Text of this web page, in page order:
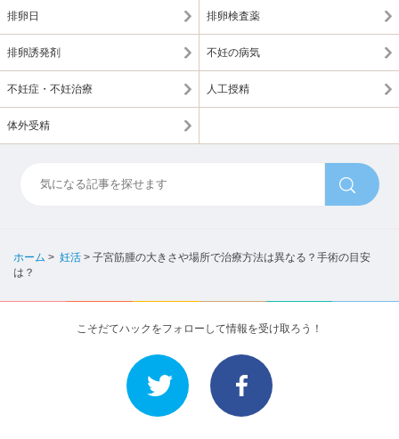
排卵日 排卵検査薬
排卵誘発剤 不妊の病気
不妊症・不妊治療 人工授精
体外受精
ホーム > 妊活 > 子宮筋腫の大きさや場所で治療方法は異なる？手術の目安
は？
こそだてハックをフォローして情報を受け取ろう！